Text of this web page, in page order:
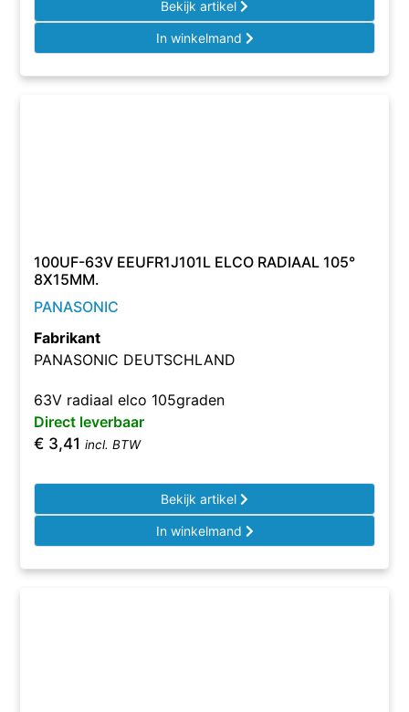
Bekijk artikel
In winkelmand
100UF-63V EEUFR1J101L ELCO RADIAAL 105°
8X15MM.
PANASONIC
Fabrikant
PANASONIC DEUTSCHLAND
63V radiaal elco 105graden
Direct leverbaar
€ 3,41 incl. BTW
Bekijk artikel
In winkelmand